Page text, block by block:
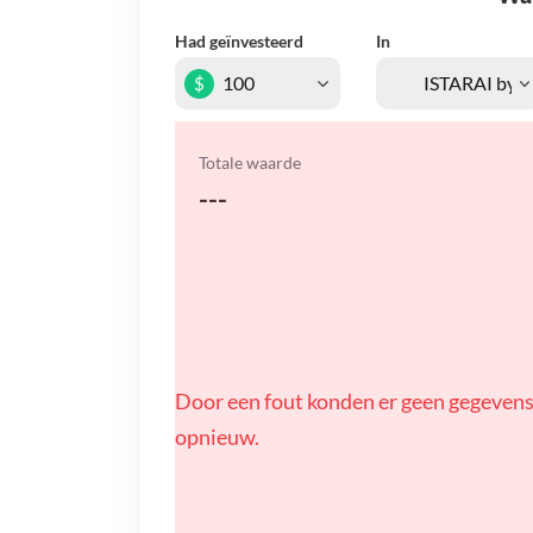
Had geïnvesteerd In
$
Totale waarde
---
Door een fout konden er geen
opnieuw.